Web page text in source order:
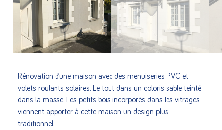
Rénovation d’une maison avec des menuiseries PVC et
volets roulants solaires. Le tout dans un coloris sable teinté
dans la masse. Les petits bois incorporés dans les vitrages
viennent apporter à cette maison un design plus
traditionnel.